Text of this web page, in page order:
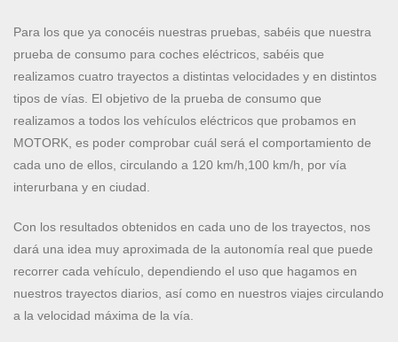
Para los que ya conocéis nuestras pruebas, sabéis que nuestra
prueba de consumo para coches eléctricos, sabéis que
realizamos cuatro trayectos a distintas velocidades y en distintos
tipos de vías. El objetivo de la prueba de consumo que
realizamos a todos los vehículos eléctricos que probamos en
MOTORK, es poder comprobar cuál será el comportamiento de
cada uno de ellos, circulando a 120 km/h,100 km/h, por vía
interurbana y en ciudad.
Con los resultados obtenidos en cada uno de los trayectos, nos
dará una idea muy aproximada de la autonomía real que puede
recorrer cada vehículo, dependiendo el uso que hagamos en
nuestros trayectos diarios, así como en nuestros viajes circulando
a la velocidad máxima de la vía.